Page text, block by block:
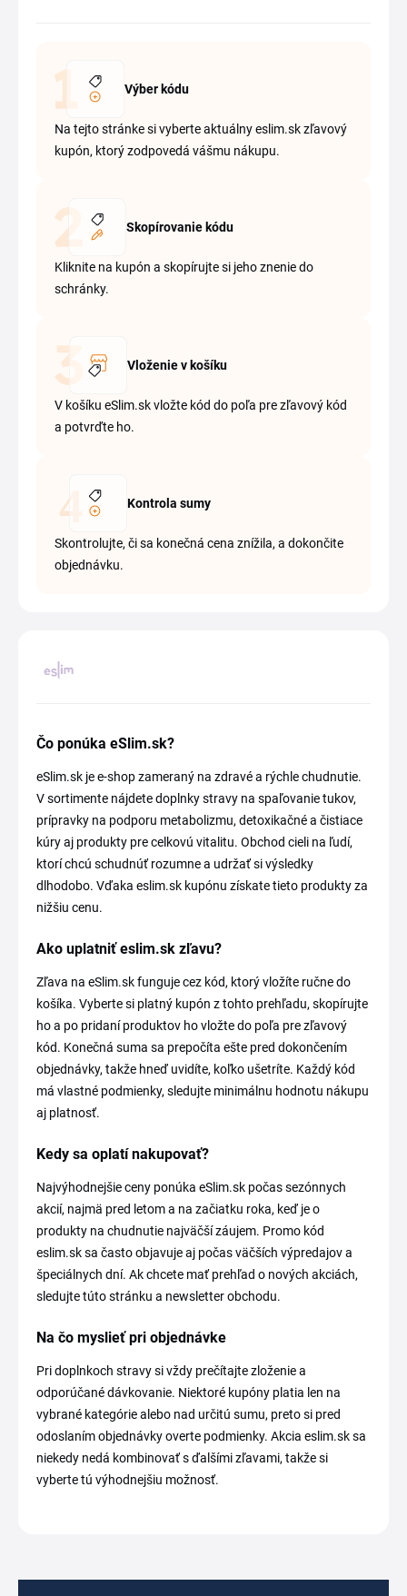
Výber kódu
Na tejto stránke si vyberte aktuálny eslim.sk zľavový
kupón, ktorý zodpovedá vášmu nákupu.
Skopírovanie kódu
Kliknite na kupón a skopírujte si jeho znenie do
schránky.
Vloženie v košíku
V košíku eSlim.sk vložte kód do poľa pre zľavový kód
a potvrďte ho.
Kontrola sumy
Skontrolujte, či sa konečná cena znížila, a dokončite
objednávku.
Čo ponúka eSlim.sk?
eSlim.sk je e-shop zameraný na zdravé a rýchle chudnutie.
V sortimente nájdete doplnky stravy na spaľovanie tukov,
prípravky na podporu metabolizmu, detoxikačné a čistiace
kúry aj produkty pre celkovú vitalitu. Obchod cieli na ľudí,
ktorí chcú schudnúť rozumne a udržať si výsledky
dlhodobo. Vďaka eslim.sk kupónu získate tieto produkty za
nižšiu cenu.
Ako uplatniť eslim.sk zľavu?
Zľava na eSlim.sk funguje cez kód, ktorý vložíte ručne do
košíka. Vyberte si platný kupón z tohto prehľadu, skopírujte
ho a po pridaní produktov ho vložte do poľa pre zľavový
kód. Konečná suma sa prepočíta ešte pred dokončením
objednávky, takže hneď uvidíte, koľko ušetríte. Každý kód
má vlastné podmienky, sledujte minimálnu hodnotu nákupu
aj platnosť.
Kedy sa oplatí nakupovať?
Najvýhodnejšie ceny ponúka eSlim.sk počas sezónnych
akcií, najmä pred letom a na začiatku roka, keď je o
produkty na chudnutie najväčší záujem. Promo kód
eslim.sk sa často objavuje aj počas väčších výpredajov a
špeciálnych dní. Ak chcete mať prehľad o nových akciách,
sledujte túto stránku a newsletter obchodu.
Na čo myslieť pri objednávke
Pri doplnkoch stravy si vždy prečítajte zloženie a
odporúčané dávkovanie. Niektoré kupóny platia len na
vybrané kategórie alebo nad určitú sumu, preto si pred
odoslaním objednávky overte podmienky. Akcia eslim.sk sa
niekedy nedá kombinovať s ďalšími zľavami, takže si
vyberte tú výhodnejšiu možnosť.